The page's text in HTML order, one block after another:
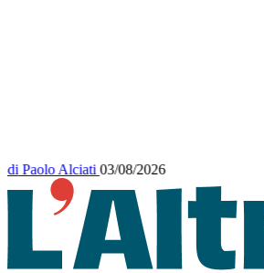
diPaolo Alciati 03/08/2026